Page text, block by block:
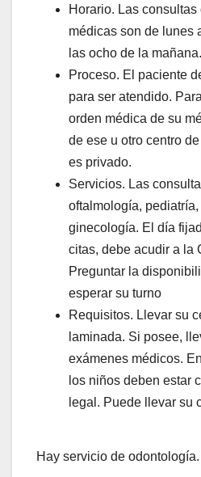
Horario. Las
médicas son de lunes
las ocho de la mañana.
Proceso. El paciente
para ser atendido.
orden médica de su
de ese u otro centro
es privado.
Servicios. Las
oftalmología,
ginecología. El día
citas, debe acudir a la
Preguntar la
esperar su turno
Requisitos. Llevar su
laminada. Si posee,
exámenes médicos.
los niños deben estar
legal. Puede llevar su
Hay servicio de